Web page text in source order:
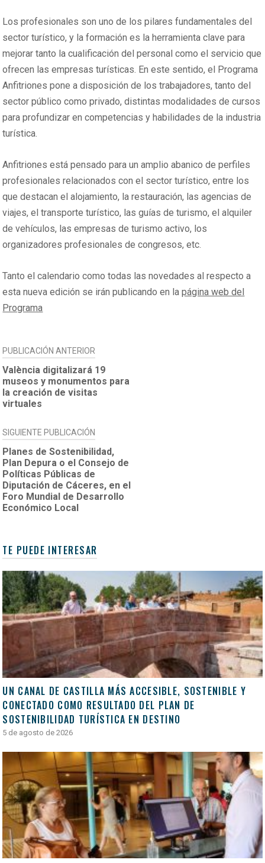
Los profesionales son uno de los pilares fundamentales del
sector turístico, y la formación es la herramienta clave para
mejorar tanto la cualificación del personal como el servicio que
ofrecen las empresas turísticas. En este sentido, el Programa
Anfitriones pone a disposición de los trabajadores, tanto del
sector público como privado, distintas modalidades de cursos
para profundizar en competencias y habilidades de la industria
turística.
Anfitriones está pensado para un amplio abanico de perfiles
profesionales relacionados con el sector turístico, entre los
que destacan el alojamiento, la restauración, las agencias de
viajes, el transporte turístico, las guías de turismo, el alquiler
de vehículos, las empresas de turismo activo, los
organizadores profesionales de congresos, etc.
Tanto el calendario como todas las novedades al respecto a
esta nueva edición se irán publicando en lapágina web del
Programa
NAVEGACIÓN
DE
ENTRADAS
PUBLICACIÓN ANTERIOR
València digitalizará 19
museos y monumentos para
la creación de visitas
virtuales
SIGUIENTE PUBLICACIÓN
Planes de Sostenibilidad,
Plan Depura o el Consejo de
Políticas Públicas de
Diputación de Cáceres, en el
Foro Mundial de Desarrollo
Económico Local
TE PUEDE INTERESAR
UN CANAL DE CASTILLA MÁS ACCESIBLE, SOSTENIBLE Y
CONECTADO COMO RESULTADO DEL PLAN DE
SOSTENIBILIDAD TURÍSTICA EN DESTINO
5 de agosto de 2026